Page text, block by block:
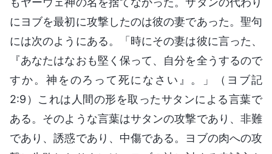
にヨブを最初に攻撃したのは彼の妻であった。聖句
には次のようにある。「時にその妻は彼に言った、
『あなたはなおも堅く保って、自分を全うするので
すか。神をのろって死になさい』。」（ヨブ記
2:9）これは人間の形を取ったサタンによる言葉で
ある。そのような言葉はサタンの攻撃であり、非難
であり、誘惑であり、中傷である。ヨブの肉への攻